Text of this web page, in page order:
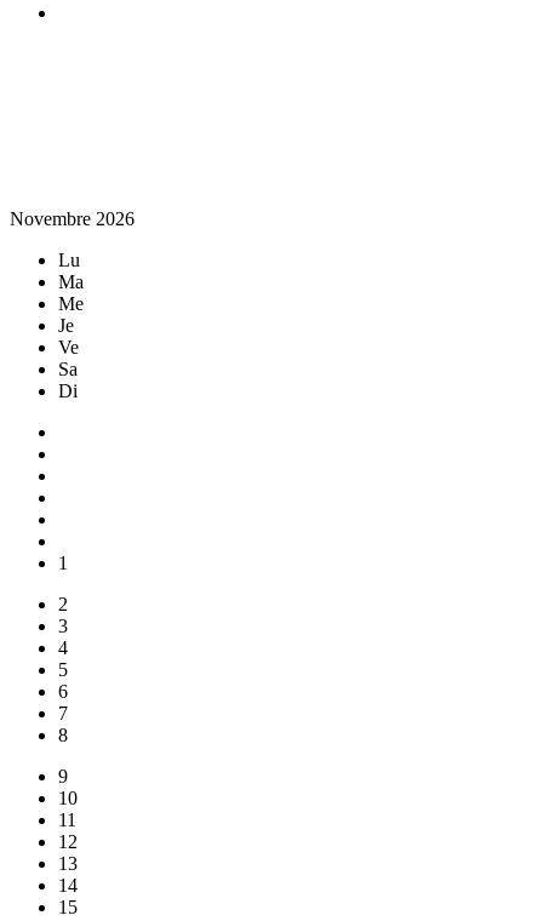
Novembre 2026
Lu
Ma
Me
Je
Ve
Sa
Di
1
2
3
4
5
6
7
8
9
10
11
12
13
14
15